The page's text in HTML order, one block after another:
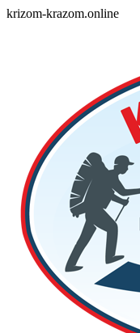
Skip
krizom-krazom.online